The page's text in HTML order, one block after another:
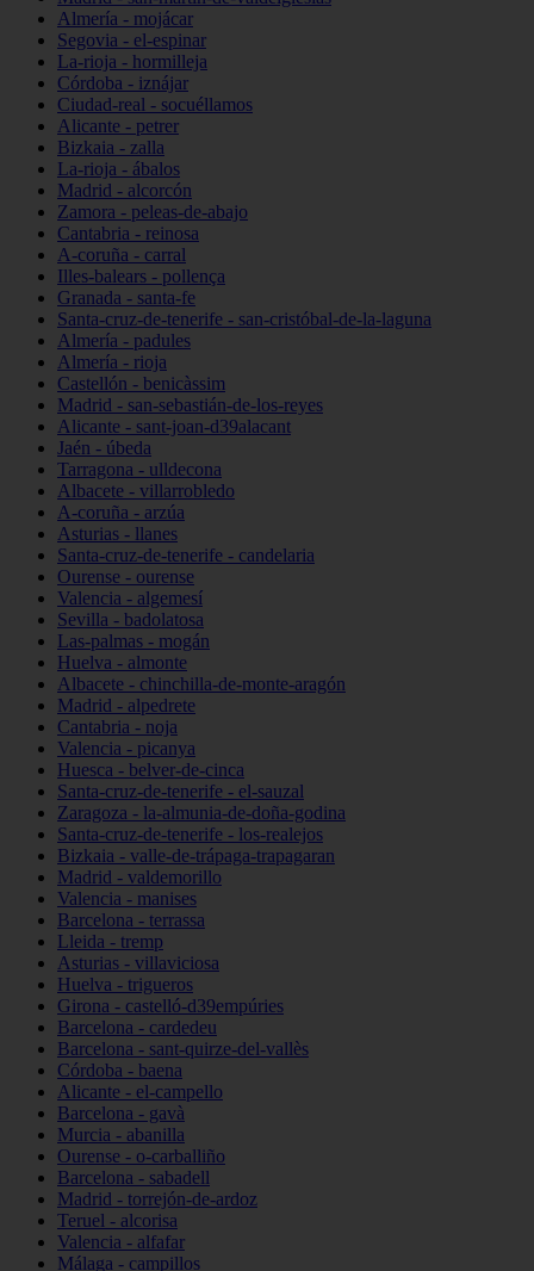
Almería - mojácar
Segovia - el-espinar
La-rioja - hormilleja
Córdoba - iznájar
Ciudad-real - socuéllamos
Alicante - petrer
Bizkaia - zalla
La-rioja - ábalos
Madrid - alcorcón
Zamora - peleas-de-abajo
Cantabria - reinosa
A-coruña - carral
Illes-balears - pollença
Granada - santa-fe
Santa-cruz-de-tenerife - san-cristóbal-de-la-laguna
Almería - padules
Almería - rioja
Castellón - benicàssim
Madrid - san-sebastián-de-los-reyes
Alicante - sant-joan-d39alacant
Jaén - úbeda
Tarragona - ulldecona
Albacete - villarrobledo
A-coruña - arzúa
Asturias - llanes
Santa-cruz-de-tenerife - candelaria
Ourense - ourense
Valencia - algemesí
Sevilla - badolatosa
Las-palmas - mogán
Huelva - almonte
Albacete - chinchilla-de-monte-aragón
Madrid - alpedrete
Cantabria - noja
Valencia - picanya
Huesca - belver-de-cinca
Santa-cruz-de-tenerife - el-sauzal
Zaragoza - la-almunia-de-doña-godina
Santa-cruz-de-tenerife - los-realejos
Bizkaia - valle-de-trápaga-trapagaran
Madrid - valdemorillo
Valencia - manises
Barcelona - terrassa
Lleida - tremp
Asturias - villaviciosa
Huelva - trigueros
Girona - castelló-d39empúries
Barcelona - cardedeu
Barcelona - sant-quirze-del-vallès
Córdoba - baena
Alicante - el-campello
Barcelona - gavà
Murcia - abanilla
Ourense - o-carballiño
Barcelona - sabadell
Madrid - torrejón-de-ardoz
Teruel - alcorisa
Valencia - alfafar
Málaga - campillos